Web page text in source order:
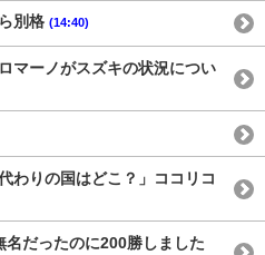
別格 (14:40)
マーノがスズキの状況につい
わりの国はどこ？」ココリコ
だったのに200勝しました